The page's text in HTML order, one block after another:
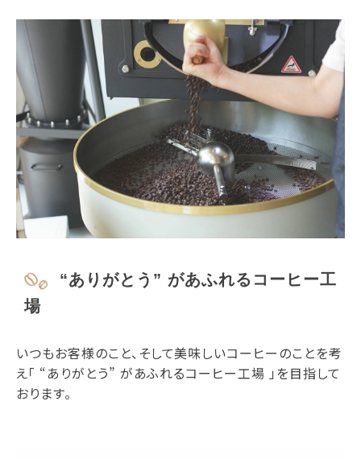
“ありがとう” があふれるコーヒー工
場
いつもお客様のこと、そして美味しいコーヒーのことを考
え「 “ありがとう” があふれるコーヒー工場 」を目指して
おります。